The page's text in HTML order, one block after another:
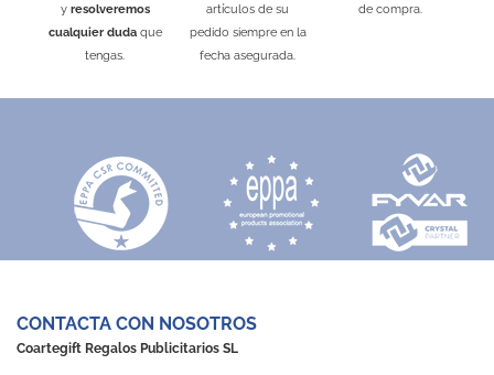
Negro
RojoAmarillo
VerdeAzul Royal
Blanco
RojoGrisAmarillo
VerdeAzul Royal
NegroBlanco
RojoMoradoNaranja
Amarillo
VerdeAzul Royal
RojoFucsia
Naranja
Amarillo
Verde
RojoNaranjaAmarillo
VerdeAzul Royal
y resolveremos
cualquier dudaque
tengas.
artículos de su
pedido siempre en la
fecha asegurada.
de compra.
CONTACTA CON NOSOTROS
Coartegift Regalos Publicitarios SL